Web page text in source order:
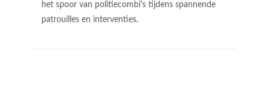
het spoor van politiecombi's tijdens spannende
patrouilles en interventies.